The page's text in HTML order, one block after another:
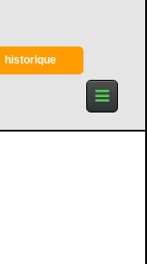
historique